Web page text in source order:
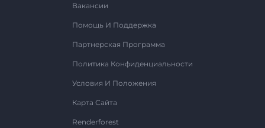
Вакансии
Помощь И Поддержка
Партнерская Программа
Политика Конфиденциальности
Условия И Положения
Карта Сайта
Renderforest